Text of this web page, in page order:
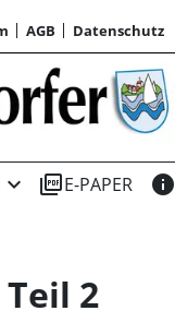
AGB Datenschutz
expand_more picture_as_pdfE-PAPER info
2